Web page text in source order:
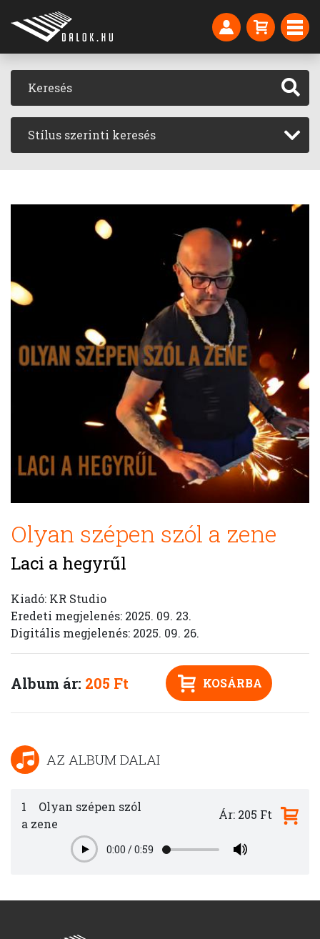
Stílus szerinti keresés
Olyan szépen szól a zene
Laci a hegyrűl
Kiadó: KR Studio
Eredeti megjelenés: 2025. 09. 23.
Digitális megjelenés: 2025. 09. 26.
Album ár: 205 Ft KOSÁRBA
AZ ALBUM DALAI
1
Olyan szépen szól
a zene
Play0:00 /0:59
Ár: 205 Ft